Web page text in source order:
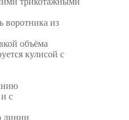
воротника из
объёма
кулисой с
с
линии